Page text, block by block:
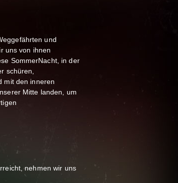
und
uns von ihnen
SommerNacht, in der
schüren,
mit den inneren
Mitte landen, um
nehmen wir uns